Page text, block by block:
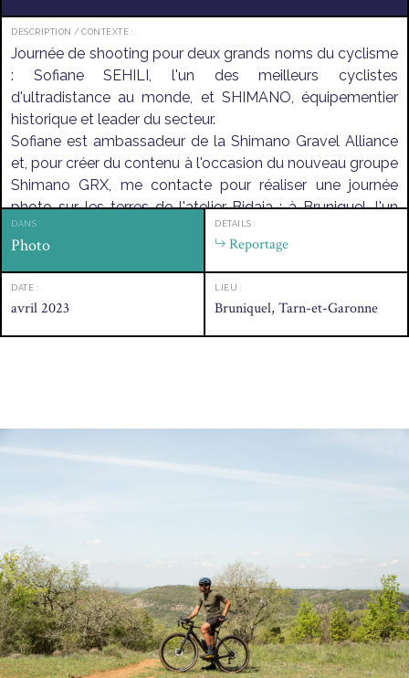
DESCRIPTION / CONTEXTE :
Journée de shooting pour deux grands noms du cyclisme
: Sofiane SEHILI, l'un des meilleurs cyclistes
d'ultradistance au monde, et SHIMANO, équipementier
historique et leader du secteur.
Sofiane est ambassadeur de la Shimano Gravel Alliance
et, pour créer du contenu à l'occasion du nouveau groupe
Shimano GRX, me contacte pour réaliser une journée
photo sur les terres de l'atelier Bidaia : à Bruniquel, l'un
des plus beaux villages de France.
Fun fact, l'athlète impose néanmoins une petite condition
: pas question de se déplacer et de transporter tout le
matériel photo en camion, le shooting se fera
exclusivement à vélo (et musculaire, c'est mieux ! ).
Je définis alors un circuit menant à plusieurs spots photo
Le jour J, il ne reste plus qu'à suivre le plan : pédaler et
shooter !
DANS :
Photo
DÉTAILS :
Reportage
DATE :
avril 2023
LIEU :
Bruniquel, Tarn-et-Garonne